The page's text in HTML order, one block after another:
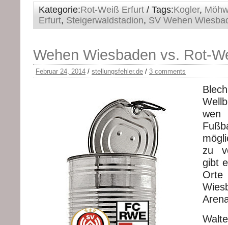
Kategorie:Rot-Weiß Erfurt / Tags:Kogler,
Erfurt, Steigerwaldstadion, SV Wehen
Wehen Wiesbaden vs. Rot-
Februar 24, 2014 / stellungsfehler.de / 3 comments
wen
zu
gibt